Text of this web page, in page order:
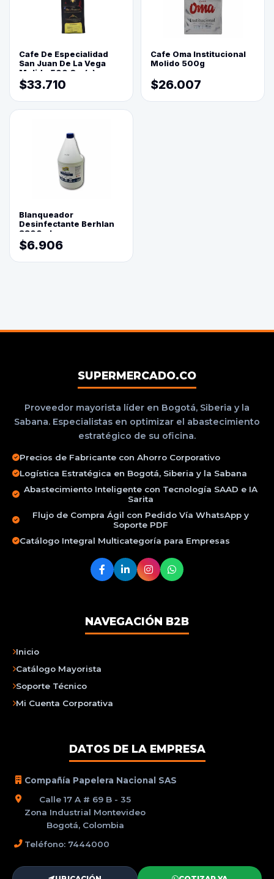
Cafe De Especialidad
San Juan De La Vega
Molido 500 Grs(=)
$33.710
Cafe Oma Institucional
Molido 500g
$26.007
Blanqueador
Desinfectante Berhlan
3800ml
$6.906
SUPERMERCADO.CO
Proveedor mayorista líder en Bogotá, Siberia y la
Sabana. Especialistas en optimizar el abastecimiento
estratégico de su oficina.
Precios de Fabricante con Ahorro Corporativo
Logística Estratégica en Bogotá, Siberia y la Sabana
Abastecimiento Inteligente con Tecnología SAAD e IA
Sarita
Flujo de Compra Ágil con Pedido Vía WhatsApp y
Soporte PDF
Catálogo Integral Multicategoría para Empresas
NAVEGACIÓN B2B
Inicio
Catálogo Mayorista
Soporte Técnico
Mi Cuenta Corporativa
DATOS DE LA EMPRESA
Compañía Papelera Nacional SAS
Calle 17 A # 69 B - 35
Zona Industrial Montevideo
Bogotá, Colombia
Teléfono: 7444000